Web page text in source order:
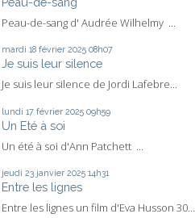
Peau-de-sang d' Audrée Wilhelmy ...
mardi 18 février 2025 08h07
Je suis leur silence
Je suis leur silence de Jordi Lafebre...
lundi 17 février 2025 09h59
Un Eté à soi
Un été à soi d'Ann Patchett ...
jeudi 23 janvier 2025 14h31
Entre les lignes
Entre les lignes un film d'Eva Husson 30...